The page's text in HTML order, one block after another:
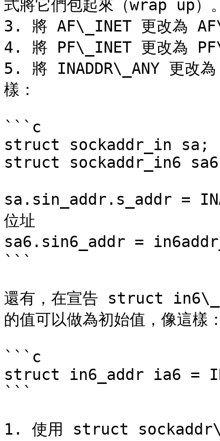
式將它們包起來（wrap up）
3. 將 AF\_INET 更改為
4. 將 PF\_INET 更改為
5. 將 INADDR\_ANY 更改
樣：
```c
struct sockaddr_in sa;
struct sockaddr_in6
sa.sin_addr.s_addr =
位址
sa6.sin6_addr =
```
還有，在宣告 struct
的值可以做為初始值，像這樣
```c
struct in6_addr ia6 =
```
1. 使用 struct